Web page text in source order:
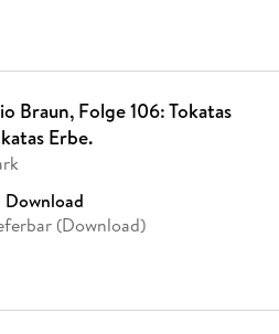
Braun, Folge 106: Tokatas
Erbe.
(Download)